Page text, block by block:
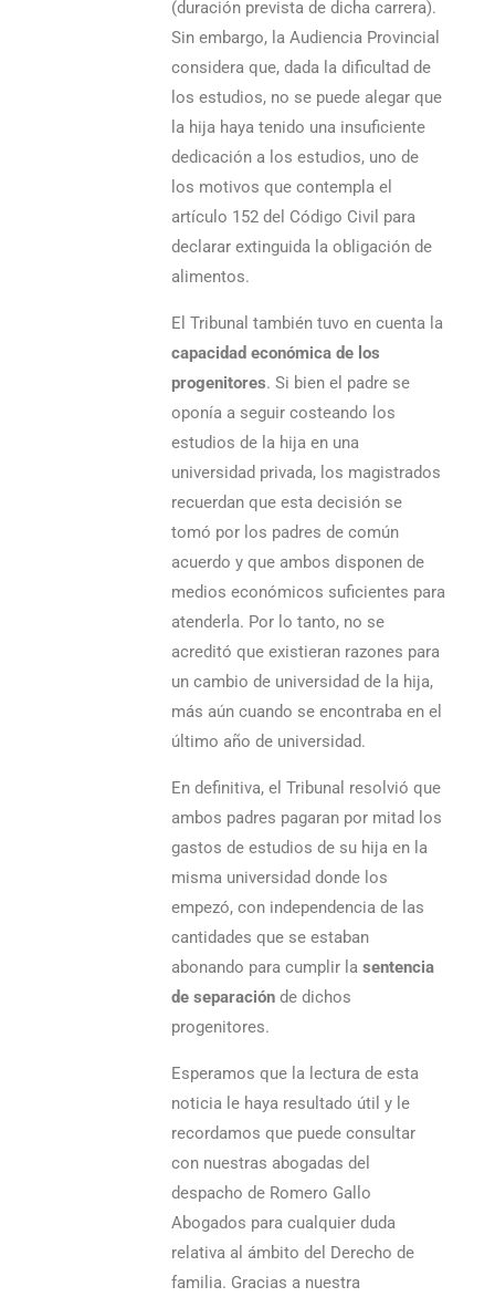
(duración prevista de dicha carrera).
Sin embargo, la Audiencia Provincial
considera que, dada la dificultad de
los estudios, no se puede alegar que
la hija haya tenido una insuficiente
dedicación a los estudios, uno de
los motivos que contempla el
artículo 152 del Código Civil para
declarar extinguida la obligación de
alimentos.
El Tribunal también tuvo en cuenta la
capacidad económica de los
progenitores. Si bien el padre se
oponía a seguir costeando los
estudios de la hija en una
universidad privada, los magistrados
recuerdan que esta decisión se
tomó por los padres de común
acuerdo y que ambos disponen de
medios económicos suficientes para
atenderla. Por lo tanto, no se
acreditó que existieran razones para
un cambio de universidad de la hija,
más aún cuando se encontraba en el
último año de universidad.
En definitiva, el Tribunal resolvió que
ambos padres pagaran por mitad los
gastos de estudios de su hija en la
misma universidad donde los
empezó, con independencia de las
cantidades que se estaban
abonando para cumplir la sentencia
de separación de dichos
progenitores.
Esperamos que la lectura de esta
noticia le haya resultado útil y le
recordamos que puede consultar
con nuestras abogadas del
despacho de Romero Gallo
Abogados para cualquier duda
relativa al ámbito del Derecho de
familia. Gracias a nuestra